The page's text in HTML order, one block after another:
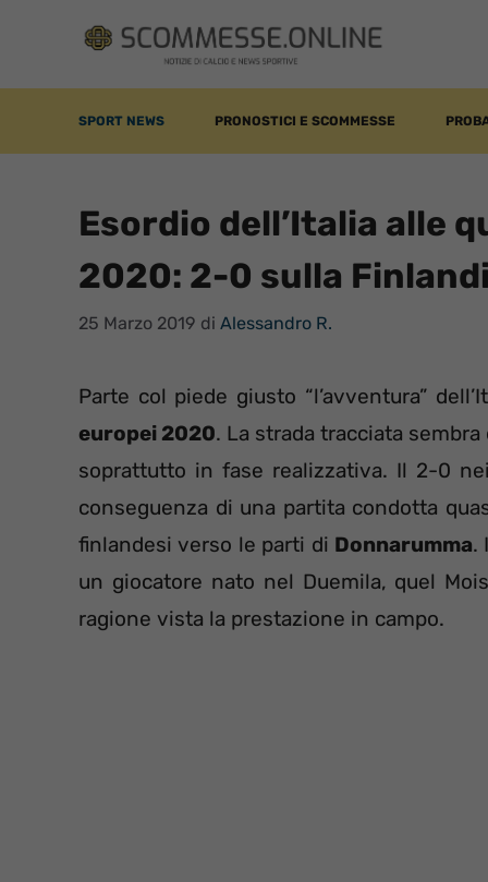
contenuto
SPORT NEWS PRONOSTICI E SCOMMESSE
Esordio dell’Italia alle
2020: 2-0 sulla
25 Marzo 2019 di Alessandro R.
Parte col piede giusto “l’avventura”
europei 2020. La strada tracciata
soprattutto in fase realizzativa. Il 2-0
conseguenza di una partita condotta
finlandesi verso le parti di Donnarumma.
un giocatore nato nel Duemila, quel
ragione vista la prestazione in campo.